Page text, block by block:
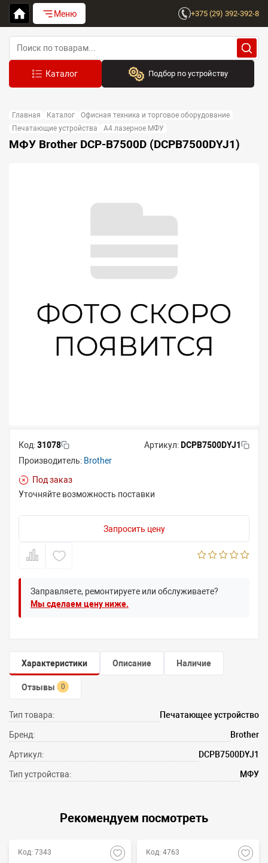
Меню +375 (29) 392-392-8
Подбор по устройству
Выберите бренд
Устройство:
Главная Каталог
Офисная техника и торговое оборудование
Печатающие устройства
A4 лазерное МФУ
МФУ Brother DCP-B7500D (DCPB7500DYJ1)
Код:31078 Артикул: DCPB7500DYJ1
Производитель: Brother
Под заказ
Уточняйте возможность поставки
Запросить цену
Заправляете, ремонтируете или обслуживаете?
Мы сделаем цену ниже.
Характеристики Описание Наличие
Отзывы 0
Тип товара: Печатающее устройство
Бренд: Brother
Артикул: DCPB7500DYJ1
Тип устройства: МФУ
Рекомендуем посмотреть
Код: 7343 Код: 4763